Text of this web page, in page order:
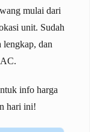
mulai dari
unit. Sudah
lengkap, dan
info harga
hari ini!